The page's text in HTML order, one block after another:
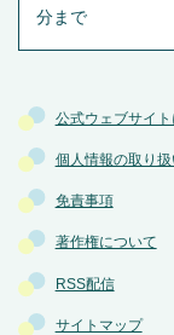
公式ウェブサイ
個人情報の取り扱
免責事項
著作権について
RSS配信
サイトマップ
分まで